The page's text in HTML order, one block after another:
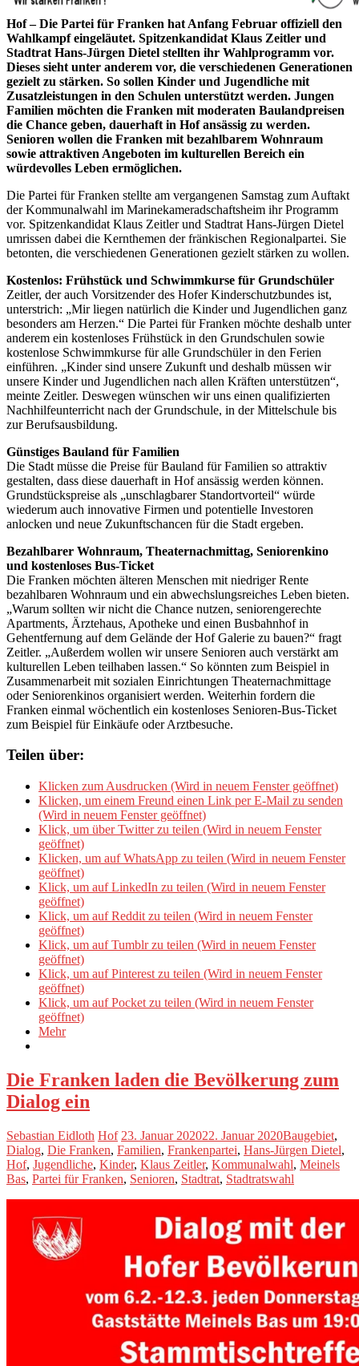
Hof – Die Partei für Franken hat Anfang Februar offiziell den
Wahlkampf eingeläutet. Spitzenkandidat Klaus Zeitler und
Stadtrat Hans-Jürgen Dietel stellten ihr Wahlprogramm vor.
Dieses sieht unter anderem vor, die verschiedenen Generationen
gezielt zu stärken. So sollen Kinder und Jugendliche mit
Zusatzleistungen in den Schulen unterstützt werden. Jungen
Familien möchten die Franken mit moderaten Baulandpreisen
die Chance geben, dauerhaft in Hof ansässig zu werden.
Senioren wollen die Franken mit bezahlbarem Wohnraum
sowie attraktiven Angeboten im kulturellen Bereich ein
würdevolles Leben ermöglichen.
Die Partei für Franken stellte am vergangenen Samstag zum Auftakt
der Kommunalwahl im Marinekameradschaftsheim ihr Programm
vor. Spitzenkandidat Klaus Zeitler und Stadtrat Hans-Jürgen Dietel
umrissen dabei die Kernthemen der fränkischen Regionalpartei. Sie
betonten, die verschiedenen Generationen gezielt stärken zu wollen.
Kostenlos: Frühstück und Schwimmkurse für Grundschüler
Zeitler, der auch Vorsitzender des Hofer Kinderschutzbundes ist,
unterstrich: „Mir liegen natürlich die Kinder und Jugendlichen ganz
besonders am Herzen.“ Die Partei für Franken möchte deshalb unter
anderem ein kostenloses Frühstück in den Grundschulen sowie
kostenlose Schwimmkurse für alle Grundschüler in den Ferien
einführen. „Kinder sind unsere Zukunft und deshalb müssen wir
unsere Kinder und Jugendlichen nach allen Kräften unterstützen“,
meinte Zeitler. Deswegen wünschen wir uns einen qualifizierten
Nachhilfeunterricht nach der Grundschule, in der Mittelschule bis
zur Berufsausbildung.
Günstiges Bauland für Familien
Die Stadt müsse die Preise für Bauland für Familien so attraktiv
gestalten, dass diese dauerhaft in Hof ansässig werden können.
Grundstückspreise als „unschlagbarer Standortvorteil“ würde
wiederum auch innovative Firmen und potentielle Investoren
anlocken und neue Zukunftschancen für die Stadt ergeben.
Bezahlbarer Wohnraum, Theaternachmittag, Seniorenkino
und kostenloses Bus-Ticket
Die Franken möchten älteren Menschen mit niedriger Rente
bezahlbaren Wohnraum und ein abwechslungsreiches Leben bieten.
„Warum sollten wir nicht die Chance nutzen, seniorengerechte
Apartments, Ärztehaus, Apotheke und einen Busbahnhof in
Gehentfernung auf dem Gelände der Hof Galerie zu bauen?“ fragt
Zeitler. „Außerdem wollen wir unsere Senioren auch verstärkt am
kulturellen Leben teilhaben lassen.“ So könnten zum Beispiel in
Zusammenarbeit mit sozialen Einrichtungen Theaternachmittage
oder Seniorenkinos organisiert werden. Weiterhin fordern die
Franken einmal wöchentlich ein kostenloses Senioren-Bus-Ticket
zum Beispiel für Einkäufe oder Arztbesuche.
Teilen über:
Klicken zum Ausdrucken (Wird in neuem Fenster geöffnet)
Klicken, um einem Freund einen Link per E-Mail zu senden
(Wird in neuem Fenster geöffnet)
Klick, um über Twitter zu teilen (Wird in neuem Fenster
geöffnet)
Klicken, um auf WhatsApp zu teilen (Wird in neuem Fenster
geöffnet)
Klick, um auf LinkedIn zu teilen (Wird in neuem Fenster
geöffnet)
Klick, um auf Reddit zu teilen (Wird in neuem Fenster
geöffnet)
Klick, um auf Tumblr zu teilen (Wird in neuem Fenster
geöffnet)
Klick, um auf Pinterest zu teilen (Wird in neuem Fenster
geöffnet)
Klick, um auf Pocket zu teilen (Wird in neuem Fenster
geöffnet)
Mehr
Die Franken laden die Bevölkerung zum
Dialog ein
Sebastian Eidloth Hof 23. Januar 202022. Januar 2020Baugebiet,
Dialog, Die Franken, Familien, Frankenpartei, Hans-Jürgen Dietel,
Hof, Jugendliche, Kinder, Klaus Zeitler, Kommunalwahl, Meinels
Bas, Partei für Franken, Senioren, Stadtrat, Stadtratswahl